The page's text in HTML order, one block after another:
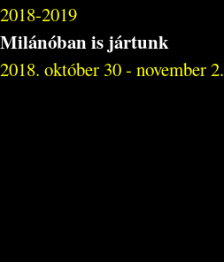
2018-2019
Milánóban is jártunk
2018. október 30 - november 2.